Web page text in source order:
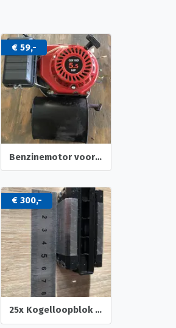
€ 59,-
Benzinemotor voor stroomaggregaat GX 160 5.5 PK.
€ 300,-
25x Kogelloopblok lineair geleiding